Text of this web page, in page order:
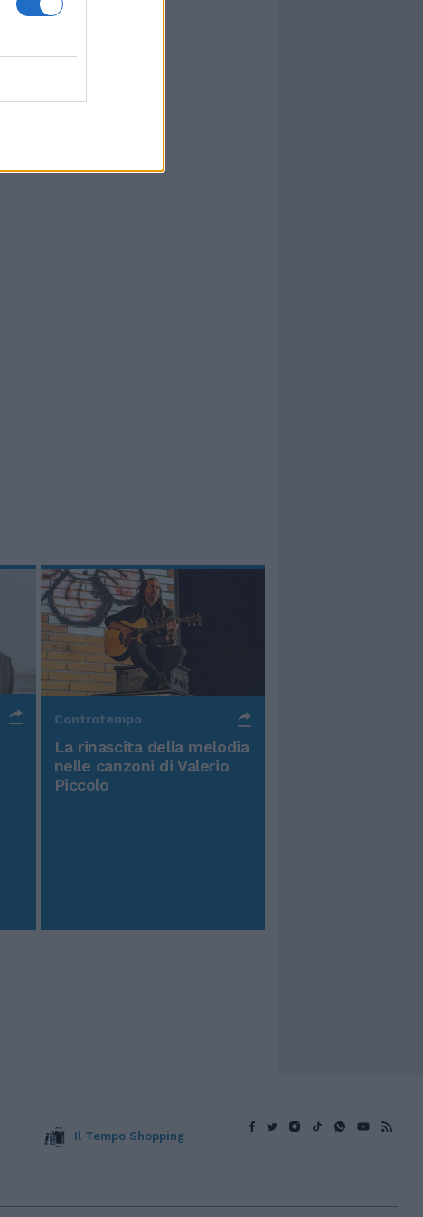
Controtempo
La rinascita della melodia
nelle canzoni di Valerio
Piccolo
Il Tempo Shopping